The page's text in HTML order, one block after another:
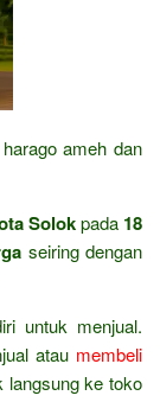
ameh dan
Solokpada 18
seiring dengan
untuk menjual.
atau membeli
langsung ke toko